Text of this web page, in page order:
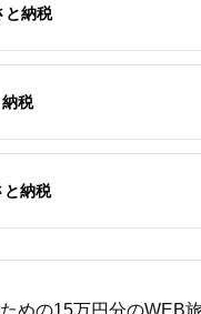
テル ホテルチ
ホテル宿泊券
泊券 観光宿泊
高級宿 三重県
と納税
税
と納税
めの15万円分のWEB